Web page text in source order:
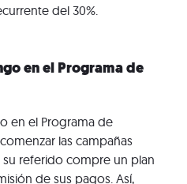
del 30%.
en el Programa de
en el Programa de
las campañas
referido compre un plan
de sus pagos. Así,